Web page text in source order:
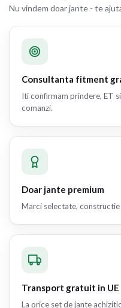
Nu vindem doar jante - te
Consultanta fitment
Iti confirmam prindere, ET
comanzi.
Doar jante premium
Marci selectate,
Transport gratuit in UE
La orice set de jante